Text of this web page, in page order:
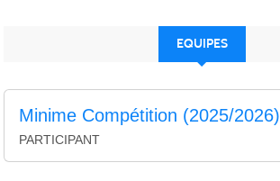
EQUIPES
Minime Compétition (2025/2026)
PARTICIPANT